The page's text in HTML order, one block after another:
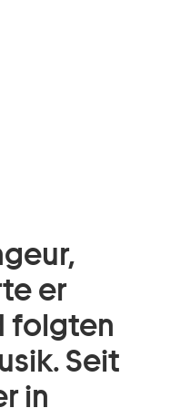
er
folgten
Seit
in